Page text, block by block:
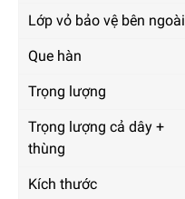
Lớp vỏ bảo vệ bên ngoài
Que hàn
Trọng lượng
Trọng lượng cả dây +
thùng
Kích thước